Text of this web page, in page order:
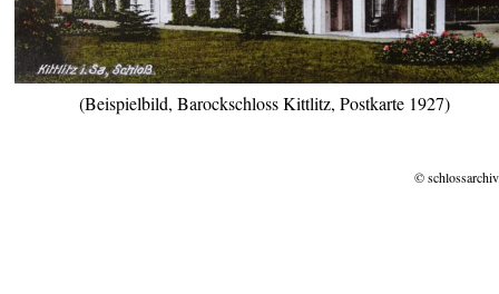
(Beispielbild, Barockschloss Kittlitz, Postkarte 1927)
©